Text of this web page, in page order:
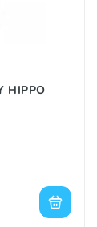
HIPPO